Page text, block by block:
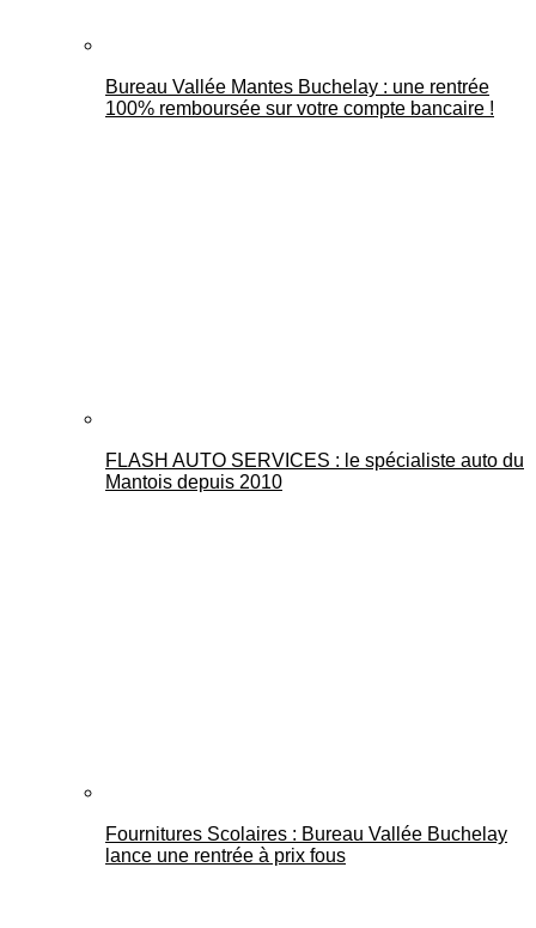
Bureau Vallée Mantes Buchelay : une rentrée
100% remboursée sur votre compte bancaire !
FLASH AUTO SERVICES : le spécialiste auto du
Mantois depuis 2010
Fournitures Scolaires : Bureau Vallée Buchelay
lance une rentrée à prix fous